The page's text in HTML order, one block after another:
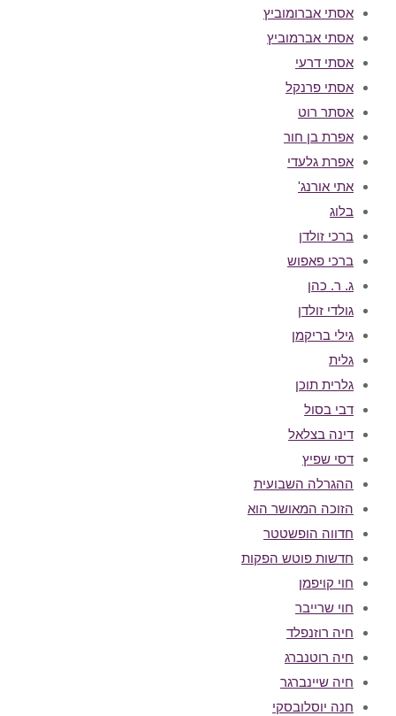
אסתי אברומוביץ
אסתי אברמוביץ
אסתי דרעי
אסתי פרנקל
אסתר רוט
אפרת בן חור
אפרת גלעדי
אתי אורנג'
בלוג
ברכי זולדן
ברכי פאפוש
ג. ר. כהן
גולדי זולדן
גילי בריקמן
גלית
גלרית תוכן
דבי בסול
דינה בצלאל
דסי שפיץ
ההגרלה השבועית
הזוכה המאושר הוא
חדווה הופשטטר
חדשות פוטש הפקות
חוי קויפמן
חוי שרייבר
חיה רוזנפלד
חיה רוטנברג
חיה שיינברגר
חנה יוסלובסקי